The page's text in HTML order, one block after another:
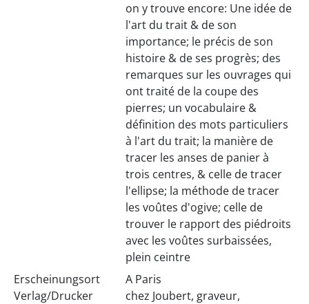
on y trouve encore: Une idée de
l'art du trait & de son
importance; le précis de son
histoire & de ses progrès; des
remarques sur les ouvrages qui
ont traité de la coupe des
pierres; un vocabulaire &
définition des mots particuliers
à l'art du trait; la manière de
tracer les anses de panier à
trois centres, & celle de tracer
l'ellipse; la méthode de tracer
les voûtes d'ogive; celle de
trouver le rapport des piédroits
avec les voûtes surbaissées,
plein ceintre
Erscheinungsort
Verlag/Drucker
A Paris
chez Joubert, graveur,